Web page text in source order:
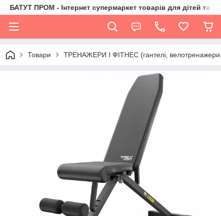
БАТУТ ПРОМ - Інтернет супермаркет товарів для дітей та їх
Товари ТРЕНАЖЕРИ І ФІТНЕС (гантелі, велотренажери,